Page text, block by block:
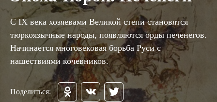
С IX века хозяевами Великой степи становятся
тюркоязычные народы, появляются орды печенегов.
Начинается многовековая борьба Руси с
нашествиями кочевников.
Поделиться: